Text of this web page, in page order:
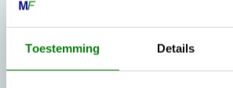
Toestemming Details